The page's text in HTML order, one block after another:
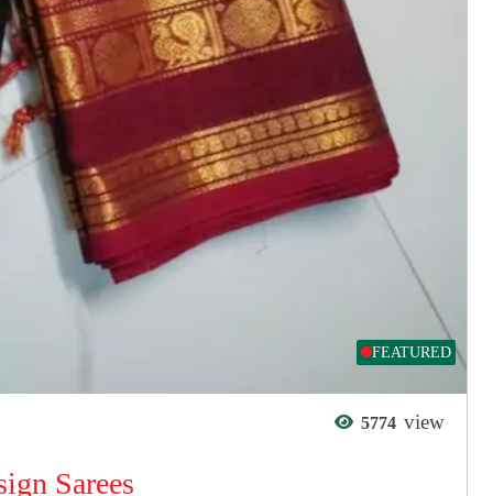
FEATURED
5774 view
Sarees